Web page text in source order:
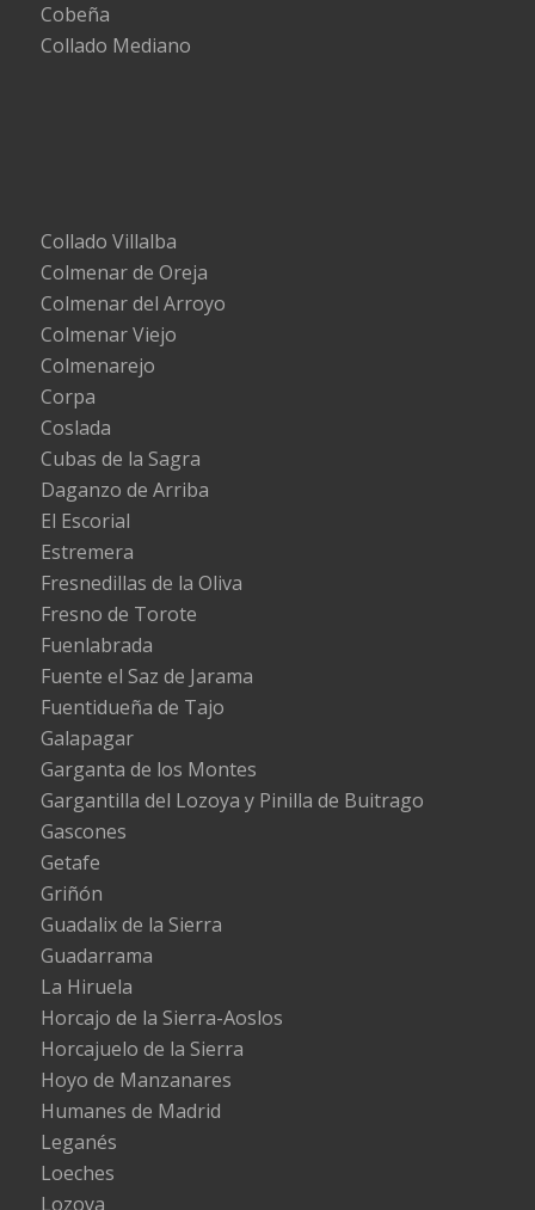
Cobeña
Collado Mediano
Collado Villalba
Colmenar de Oreja
Colmenar del Arroyo
Colmenar Viejo
Colmenarejo
Corpa
Coslada
Cubas de la Sagra
Daganzo de Arriba
El Escorial
Estremera
Fresnedillas de la Oliva
Fresno de Torote
Fuenlabrada
Fuente el Saz de Jarama
Fuentidueña de Tajo
Galapagar
Garganta de los Montes
Gargantilla del Lozoya y Pinilla de Buitrago
Gascones
Getafe
Griñón
Guadalix de la Sierra
Guadarrama
La Hiruela
Horcajo de la Sierra-Aoslos
Horcajuelo de la Sierra
Hoyo de Manzanares
Humanes de Madrid
Leganés
Loeches
Lozoya